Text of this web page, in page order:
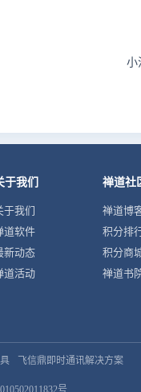
小
于我们
于我们
道软件
新动态
道活动
禅道社
禅道博
积分排
积分商
禅道书
飞信鼎即时通讯解决方案
号